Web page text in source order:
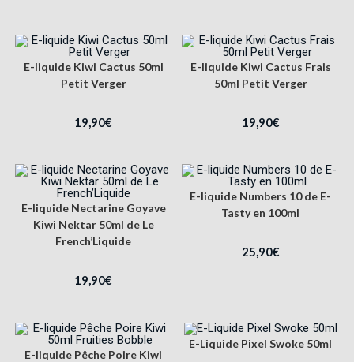
E-liquide Kiwi Cactus 50ml
Petit Verger
19,90€
E-liquide Kiwi Cactus Frais
50ml Petit Verger
19,90€
E-liquide Nectarine Goyave
Kiwi Nektar 50ml de Le
French’Liquide
19,90€
E-liquide Numbers 10 de E-
Tasty en 100ml
25,90€
E-liquide Pêche Poire Kiwi
E-Liquide Pixel Swoke 50ml